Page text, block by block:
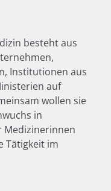
besteht aus
Institutionen aus
auf
wollen sie
in
Tätigkeit im